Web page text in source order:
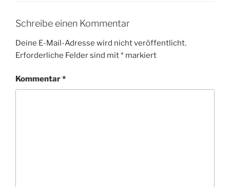
Schreibe einen Kommentar
Deine E-Mail-Adresse wird nicht veröffentlicht.
Erforderliche Felder sind mit* markiert
Kommentar*